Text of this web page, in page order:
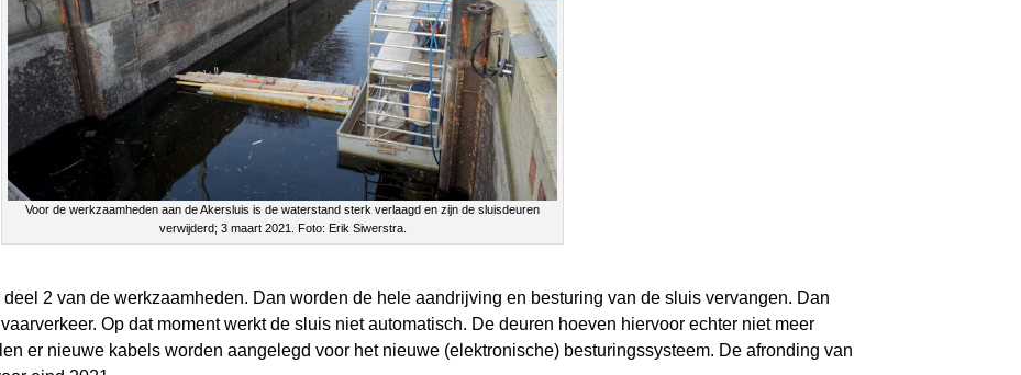
Voor de werkzaamheden aan de Akersluis is de waterstand sterk verlaagd en zijn de sluisdeuren
verwijderd; 3 maart 2021. Foto: Erik Siwerstra.
2 van de werkzaamheden. Dan worden de hele aandrijving en besturing van de sluis vervangen. Dan
Op dat moment werkt de sluis niet automatisch. De deuren hoeven hiervoor echter niet meer
er nieuwe kabels worden aangelegd voor het nieuwe (elektronische) besturingssysteem. De afronding van